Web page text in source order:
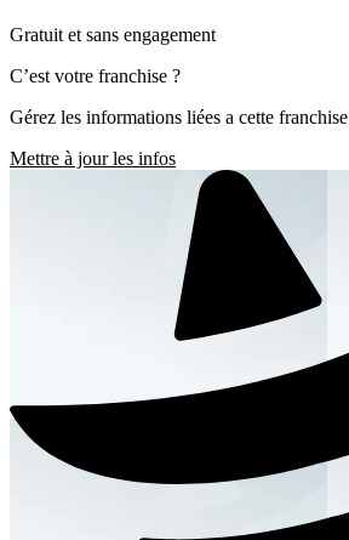
Gratuit et sans engagement
C’est votre franchise ?
Gérez les informations liées a cette franchise
Mettre à jour les infos